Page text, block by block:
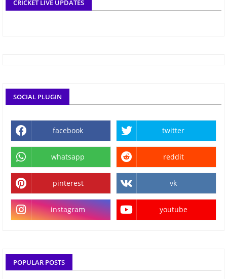
CRICKET LIVE UPDATES
SOCIAL PLUGIN
facebook twitter
whatsapp reddit
pinterest vk
instagram youtube
POPULAR POSTS